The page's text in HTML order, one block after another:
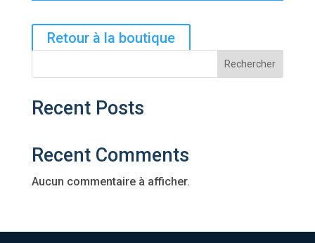
Retour à la boutique
Rechercher
Recent Posts
Recent Comments
Aucun commentaire à afficher.